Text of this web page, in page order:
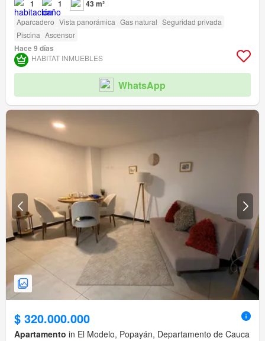
1 1 43 m²
Aparcadero Vista panorámica Gas natural Seguridad privada
Piscina Ascensor
Hace 9 días
HABITAT INMUEBLES
WhatsApp
$ 320.000.000
Apartamento in El Modelo, Popayán, Departamento de Cauca